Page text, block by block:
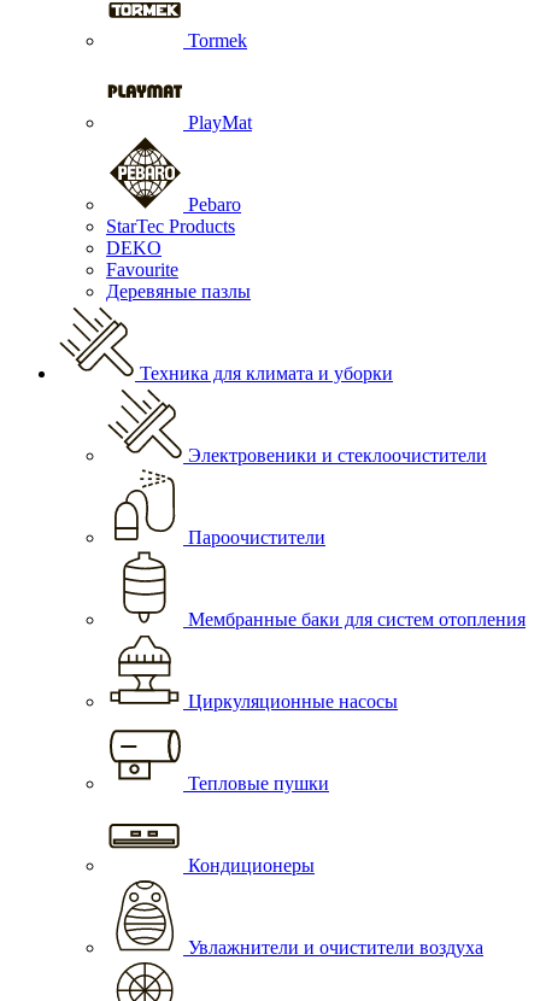
Tormek
PlayMat
Pebaro
StarTec Products
DEKO
Favourite
Деревяные пазлы
Техника для климата и уборки
Электровеники и стеклоочистители
Пароочистители
Мембранные баки для систем отопления
Циркуляционные насосы
Тепловые пушки
Кондиционеры
Увлажнители и очистители воздуха